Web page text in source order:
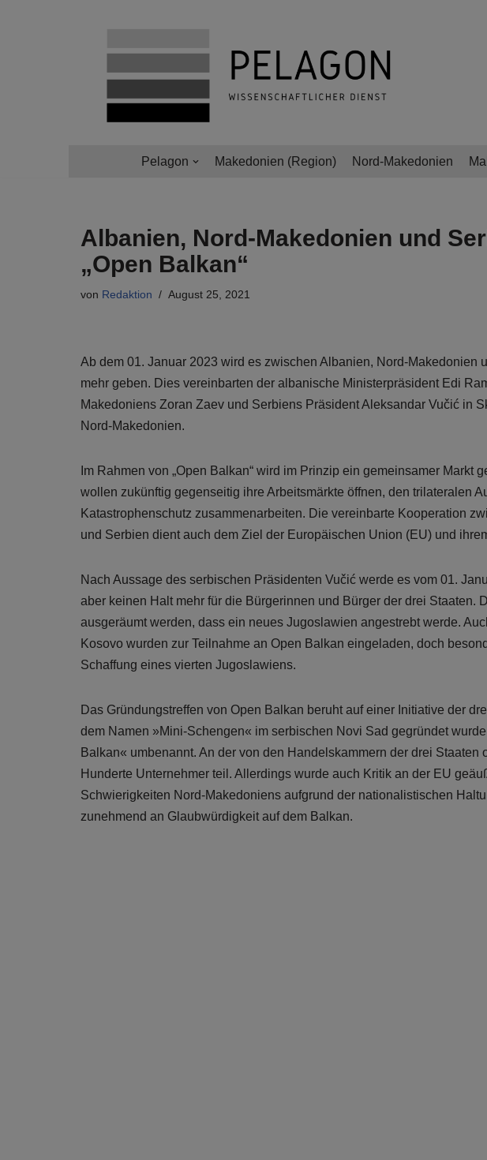
Pelagon Makedonien (Region) Nord-Makedonien
Albanien, Nord-Makedonien und
„Open Balkan“
von Redaktion August 25, 2021
Ab dem 01. Januar 2023 wird es zwischen Albanien, Nord-Makedonien
mehr geben. Dies vereinbarten der albanische Ministerpräsident Edi
Makedoniens Zoran Zaev und Serbiens Präsident Aleksandar Vučić in
Nord-Makedonien.
Im Rahmen von „Open Balkan“ wird im Prinzip ein gemeinsamer Markt
wollen zukünftig gegenseitig ihre Arbeitsmärkte öffnen, den trilateralen
Katastrophenschutz zusammenarbeiten. Die vereinbarte Kooperation
und Serbien dient auch dem Ziel der Europäischen Union (EU) und
Nach Aussage des serbischen Präsidenten Vučić werde es vom 01.
aber keinen Halt mehr für die Bürgerinnen und Bürger der drei Staaten.
ausgeräumt werden, dass ein neues Jugoslawien angestrebt werde.
Kosovo wurden zur Teilnahme an Open Balkan eingeladen, doch
Schaffung eines vierten Jugoslawiens.
Das Gründungstreffen von Open Balkan beruht auf einer Initiative der
dem Namen »Mini-Schengen« im serbischen Novi Sad gegründet
Balkan« umbenannt. An der von den Handelskammern der drei Staaten
Hunderte Unternehmer teil. Allerdings wurde auch Kritik an der EU
Schwierigkeiten Nord-Makedoniens aufgrund der nationalistischen
zunehmend an Glaubwürdigkeit auf dem Balkan.